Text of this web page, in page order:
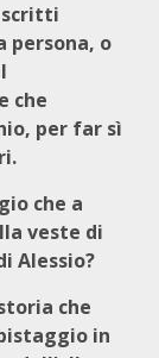
scritti
persona, o
che
per far sì
che a
veste di
Alessio?
che
in